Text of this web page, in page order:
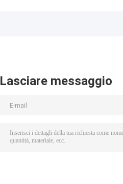
Lasciare messaggio